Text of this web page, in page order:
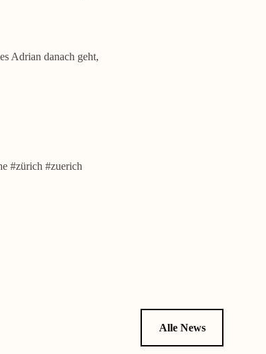
Adrian danach geht,
#zürich #zuerich
Alle News